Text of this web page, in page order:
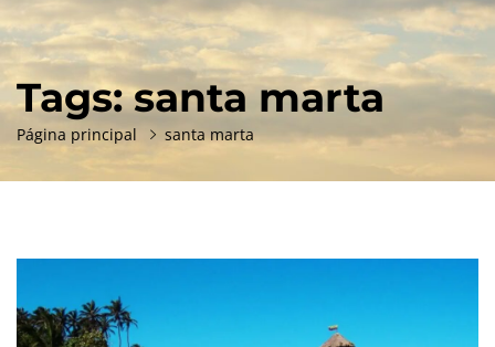
Tags: santa marta
Página principal santa marta